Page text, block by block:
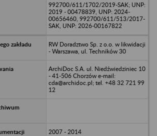
992700/611/1702/2019-SAK; UNP:
2019 - 00478839, UNP: 2024-
00656460, 992700/611/513/2017-
SAK, UNP: 2026-00167822
RW Doradztwo Sp. z o.o. w likwidacji
- Warszawa, ul. Techników 30
ArchiDoc S.A. ul. Niedźwiedziniec 10
- 41-506 Chorzów e-mail:
cda@archidoc.pl; tel. +48 32 721 99
12
2007 - 2014